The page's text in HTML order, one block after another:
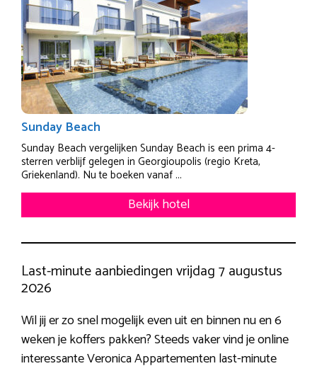
Sunday Beach
Sunday Beach vergelijken Sunday Beach is een prima 4-
sterren verblijf gelegen in Georgioupolis (regio Kreta,
Griekenland). Nu te boeken vanaf ...
Bekijk hotel
Last-minute aanbiedingen vrijdag 7 augustus
2026
Wil jij er zo snel mogelijk even uit en binnen nu en 6
weken je koffers pakken? Steeds vaker vind je online
interessante Veronica Appartementen last-minute